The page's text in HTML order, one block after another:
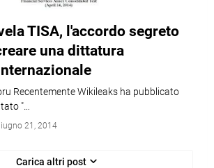
TISA, l'accordo segreto
una dittatura
Recentemente Wikileaks ha pubblicato
"…
21, 2014
Carica altri post